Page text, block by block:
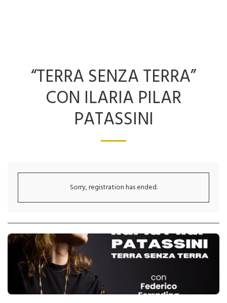
“TERRA SENZA TERRA”
CON ILARIA PILAR
PATASSINI
Sorry, registration has ended.